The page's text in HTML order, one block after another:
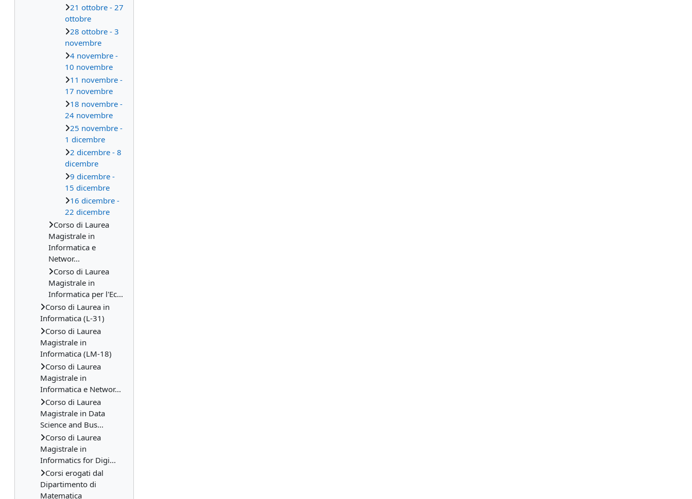
21 ottobre - 27
ottobre
28 ottobre - 3
novembre
4 novembre -
10 novembre
11 novembre -
17 novembre
18 novembre -
24 novembre
25 novembre -
1 dicembre
2 dicembre - 8
dicembre
9 dicembre -
15 dicembre
16 dicembre -
22 dicembre
Corso di Laurea
Magistrale in
Informatica e
Networ...
Corso di Laurea
Magistrale in
Informatica per l'Ec...
Corso di Laurea in
Informatica (L-31)
Corso di Laurea
Magistrale in
Informatica (LM-18)
Corso di Laurea
Magistrale in
Informatica e Networ...
Corso di Laurea
Magistrale in Data
Science and Bus...
Corso di Laurea
Magistrale in
Informatics for Digi...
Corsi erogati dal
Dipartimento di
Matematica